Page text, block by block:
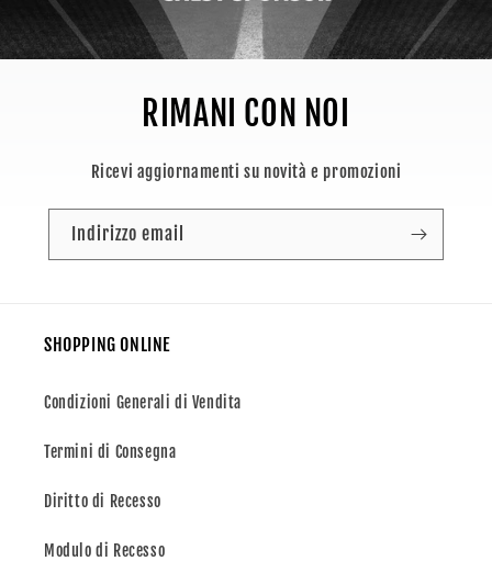
RIMANI CON NOI
Ricevi aggiornamenti su novità e promozioni
Indirizzo email
SHOPPING ONLINE
Condizioni Generali di Vendita
Termini di Consegna
Diritto di Recesso
Modulo di Recesso